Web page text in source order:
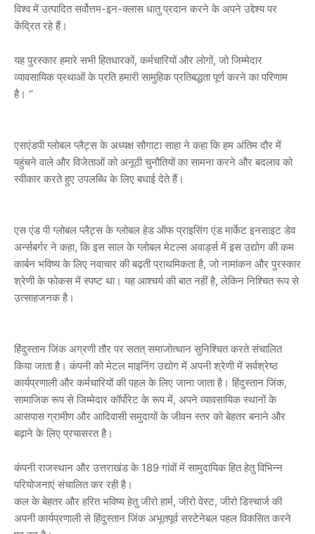
विश्व में उत्पादित सर्वोत्तम-इन-क्लास धातु प्रदान करने के अपने उद्देश्य पर
केंद्रित रहे हैं।
यह पुरस्कार हमारे सभी हितधारकों, कर्मचारियों और लोगों, जो जिम्मेदार
व्यावसायिक प्रथाओं के प्रति हमारी सामुहिक प्रतिबद्धता पूर्ण करने का परिणाम
है। ‘‘
एसएंडपी ग्लोबल प्लैट्स के अध्यक्ष सौगाटा साहा ने कहा कि हम अंतिम दौर में
पहुंचने वाले और विजेताओं को अनूठी चुनौतियों का सामना करने और बदलाव को
स्वीकार करते हुए उपलब्धि के लिए बधाई देते हैं।
एस एंड पी ग्लोबल प्लैट्स के ग्लोबल हेड ऑफ प्राइसिंग एंड मार्केट इनसाइट डेव
अर्न्सबर्गर ने कहा, कि इस साल के ग्लोबल मेटल्स अवार्ड्स में इस उद्योग की कम
कार्बन भविष्य के लिए नवाचार की बढ़ती प्राथमिकता है, जो नामांकन और पुरस्कार
श्रेणी के फोकस में स्पष्ट था। यह आश्चर्य की बात नहीं है, लेकिन निश्चित रूप से
उत्साहजनक है।
हिंदुस्तान जिंक अग्रणी तौर पर सतत् समाजोत्थान सुनिश्चित करते संचालित
किया जाता है। कंपनी को मेटल माइनिंग उद्योग में अपनी श्रेणी में सर्वश्रेष्ठ
कार्यप्रणाली और कर्मचारियों की पहल के लिए जाना जाता है। हिंदुस्तान जिंक,
सामाजिक रूप से जिम्मेदार कॉर्पोरेट के रूप में, अपने व्यावसायिक स्थानों के
आसपास ग्रामीण और आदिवासी समुदायों के जीवन स्तर को बेहतर बनाने और
बढ़ाने के लिए प्रयासरत है।
कंपनी राजस्थान और उत्तराखंड के 189 गांवों में सामुदायिक हित हेतु विभिन्न
परियोजनाएं संचालित कर रही है।
कल के बेहतर और हरित भविष्य हेतु जीरो हार्म, जीरो वेस्ट, जीरो डिस्चार्ज की
अपनी कार्यप्रणाली से हिंदुस्तान जिंक अभूतपूर्व सस्टेनेबल पहल विकसित करने